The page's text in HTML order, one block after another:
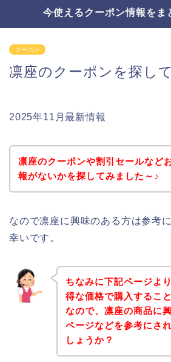
今使えるクーポン情報をま
クーポン
凛座のクーポンを探し
2025年11月最新情報
凛座のクーポンや割引セールなど
報がないかを探してみました～♪
なので凛座に興味のある方は参考
幸いです。
ちなみに下記ページよ
得な価格で購入するこ
なので、凛座の商品に
ページなどを参考にさ
しょうか？